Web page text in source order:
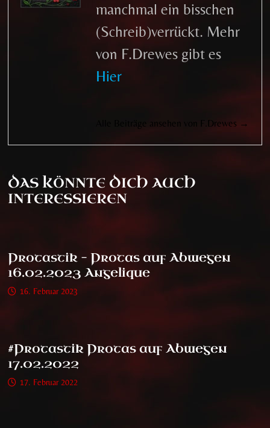
manchmal ein bisschen
(Schreib)verrückt. Mehr
von F.Drewes gibt es
Hier
Alle Beiträge ansehen von F.Drewes →
DAS KÖNNTE DICH AUCH
INTERESSIEREN
Protastik – Protas auf Abwegen
16.02.2023 Angelique
16. Februar 2023
#Protastik Protas auf Abwegen
17.02.2022
17. Februar 2022